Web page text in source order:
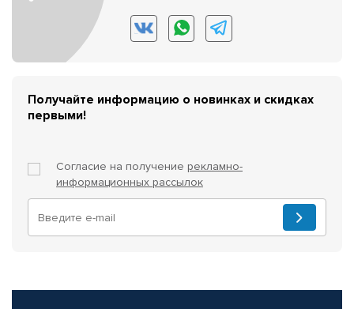
Получайте информацию о новинках и скидках
первыми!
Согласие на получение рекламно-
информационных рассылок